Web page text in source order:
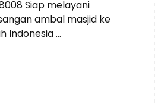
Siap melayani
ambal masjid ke
Indonesia …